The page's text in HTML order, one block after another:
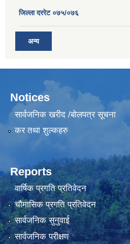
जिल्ला दररेट ०७५/०७६
अन्य
Notices
सार्वजनिक खरीद /बोलपत्र सूचना
कर तथा शुल्कहरु
Reports
वार्षिक प्रगति प्रतिवेदन
चौमासिक प्रगति प्रतिवेदन
सार्वजनिक सुनुवाई
सार्वजनिक परीक्षण